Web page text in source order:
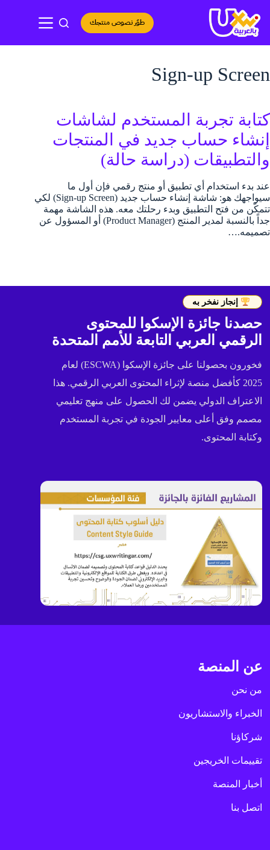
إلى
المحتوى
طوّر نصوص منتجك
Sign-up Screen
كتابة تجربة المستخدم لشاشات
إنشاء حساب جديد في المنتجات
والتطبيقات (دراسة حالة)
عند بدء استخدام أي تطبيق أو منتج رقمي فإن أول ما
سيواجهك هو: شاشة إنشاء حساب جديد (Sign-up Screen) لكي
تتمكّن من فتح التطبيق وبدء رحلتك معه. هذه الشاشة مهمة
جداً بالنسبة لمدير المنتج (Product Manager) أو المسؤول عن
تصميمه.…
إنجاز نفخر به
حصدنا جائزة الإسكوا للمحتوى
الرقمي العربي التابعة للأمم المتحدة
فخورون بحصولنا على جائزة الإسكوا (ESCWA) لعام
2025 كأفضل منصة لإثراء المحتوى العربي الرقمي. هذا
الاعتراف الدولي يضمن لك الحصول على منهج تعليمي
مصمم وفق أعلى معايير الجودة في تجربة المستخدم
وكتابة المحتوى.
عن المنصة
من نحن
الخبراء والاستشاريون
شركاؤنا
تقييمات الخريجين
أخبار المنصة
اتصل بنا